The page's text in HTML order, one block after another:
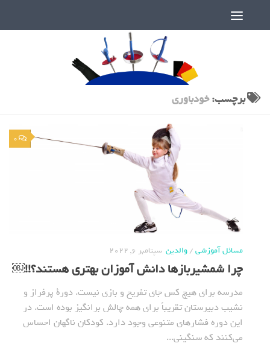
برچسب:خودباوری
0
مسائل آموزشی/والدین سپتامبر 6, 2022
چرا شمشیربازها دانش آموزان بهتری هستند؟!!￼
مدرسه برای هیچ کس جای تفریح و بازی نیست. دورة پرفراز و
نشیب دبیرستان تقریباً برای همه چالش برانگیز بوده است. در
این دوره فشارهای متنوعی وجود دارد. کودکان ناگهان احساس
می‌کنند که سنگینی...